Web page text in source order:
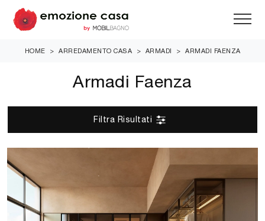
HOME > ARREDAMENTO CASA > ARMADI > ARMADI FAENZA
Armadi Faenza
Filtra Risultati